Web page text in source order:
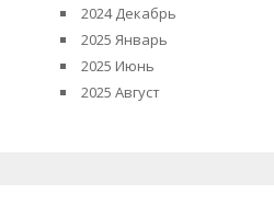
2024 Декабрь
2025 Январь
2025 Июнь
2025 Август